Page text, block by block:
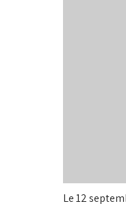
Le 12